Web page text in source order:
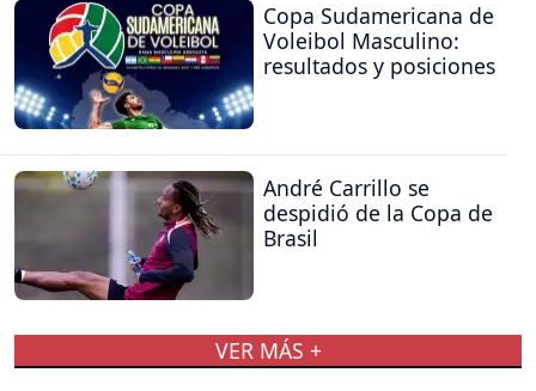
Copa Sudamericana de
Voleibol Masculino:
resultados y posiciones
André Carrillo se
despidió de la Copa de
Brasil
VER MÁS +